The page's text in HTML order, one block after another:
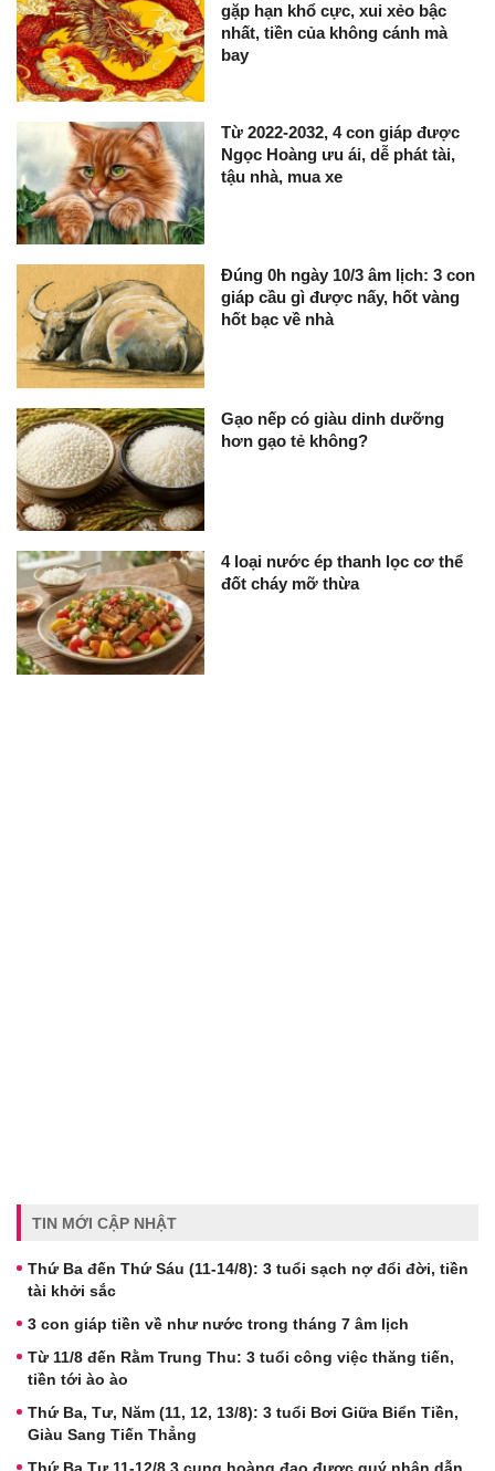
gặp hạn khổ cực, xui xẻo bậc
nhất, tiền của không cánh mà
bay
Từ 2022-2032, 4 con giáp được
Ngọc Hoàng ưu ái, dễ phát tài,
tậu nhà, mua xe
Đúng 0h ngày 10/3 âm lịch: 3 con
giáp cầu gì được nấy, hốt vàng
hốt bạc về nhà
Gạo nếp có giàu dinh dưỡng
hơn gạo tẻ không?
4 loại nước ép thanh lọc cơ thể
đốt cháy mỡ thừa
TIN MỚI CẬP NHẬT
Thứ Ba đến Thứ Sáu (11-14/8): 3 tuổi sạch nợ đổi đời, tiền
tài khởi sắc
3 con giáp tiền về như nước trong tháng 7 âm lịch
Từ 11/8 đến Rằm Trung Thu: 3 tuổi công việc thăng tiến,
tiền tới ào ào
Thứ Ba, Tư, Năm (11, 12, 13/8): 3 tuổi Bơi Giữa Biển Tiền,
Giàu Sang Tiến Thẳng